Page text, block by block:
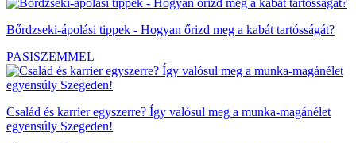
Bőrdzseki-ápolási tippek - Hogyan őrizd meg a kabát tartósságát?
PASISZEMMEL
Család és karrier egyszerre? Így valósul meg a munka-magánélet
egyensúly Szegeden!